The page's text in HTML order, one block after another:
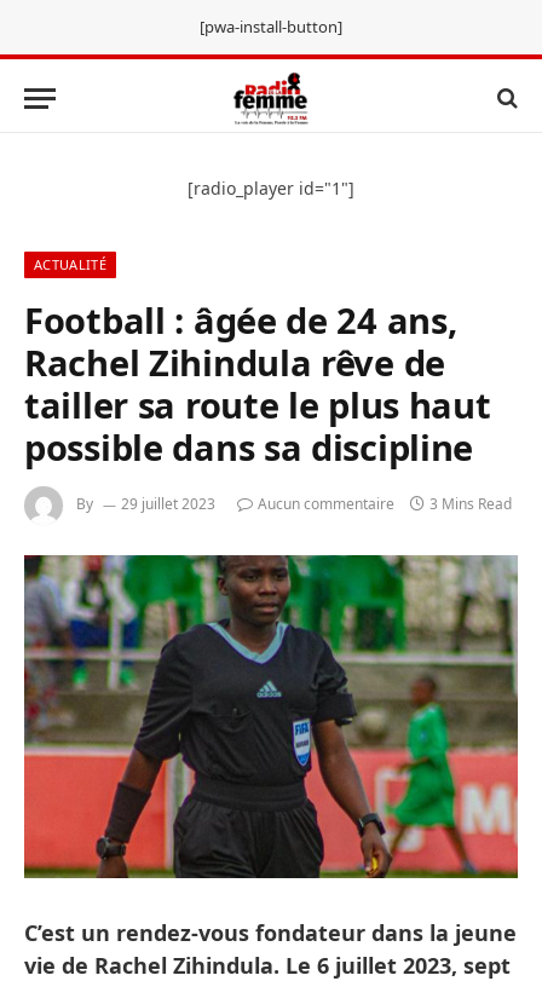
[pwa-install-button]
[radio_player id="1"]
ACTUALITÉ
Football : âgée de 24 ans,
Rachel Zihindula rêve de
tailler sa route le plus haut
possible dans sa discipline
By 29 juillet 2023 Aucun commentaire 3 Mins Read
C’est un rendez-vous fondateur dans la jeune
vie de Rachel Zihindula. Le 6 juillet 2023, sept